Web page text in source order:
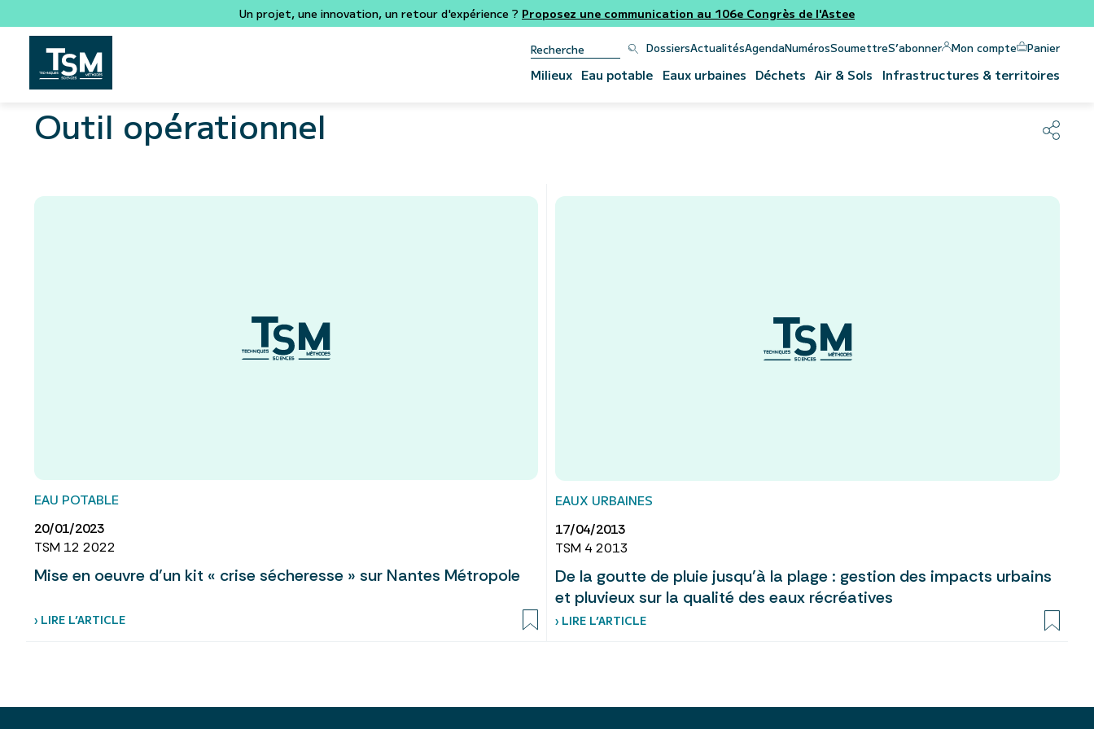
Un projet, une innovation, un retour d'expérience ? Proposez une communication au 106e Congrès de l'Astee
DossiersActualitésAgendaNumérosSoumettreS’abonner Mon compte Panier
Milieux Eau potable Eaux urbaines Déchets Air & Sols Infrastructures & territoires
Outil opérationnel
EAU POTABLE
20/01/2023
TSM 12 2022
Mise en oeuvre d’un kit « crise sécheresse » sur Nantes Métropole
› LIRE L’ARTICLE
EAUX URBAINES
17/04/2013
TSM 4 2013
De la goutte de pluie jusqu’à la plage : gestion des impacts urbains
et pluvieux sur la qualité des eaux récréatives
› LIRE L’ARTICLE